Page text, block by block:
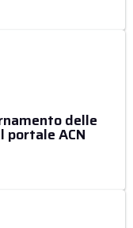
delle
ACN